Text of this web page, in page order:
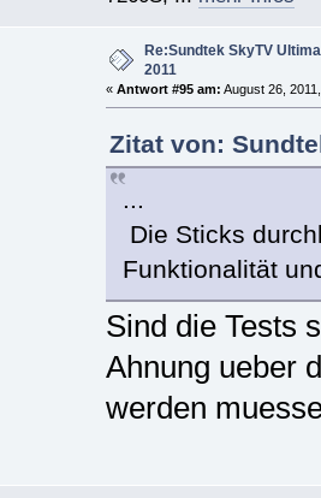
Re:Sundtek SkyTV
2011
« Antwort #95 am: August 26,
Zitat von:
...
Die Sticks
Funktionalität
Sind die Tests
Ahnung ueber
werden